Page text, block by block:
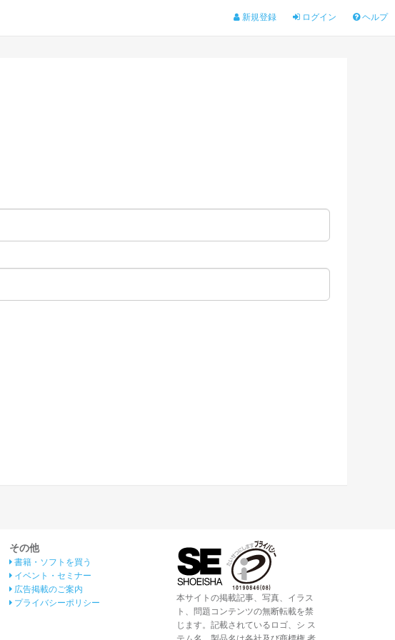
新規登録 ログイン ヘルプ
その他
書籍・ソフトを買う
イベント・セミナー
広告掲載のご案内
プライバシーポリシー
本サイトの掲載記事、写真、イラス
ト、問題コンテンツの無断転載を禁
じます。記載されているロゴ、シ ス